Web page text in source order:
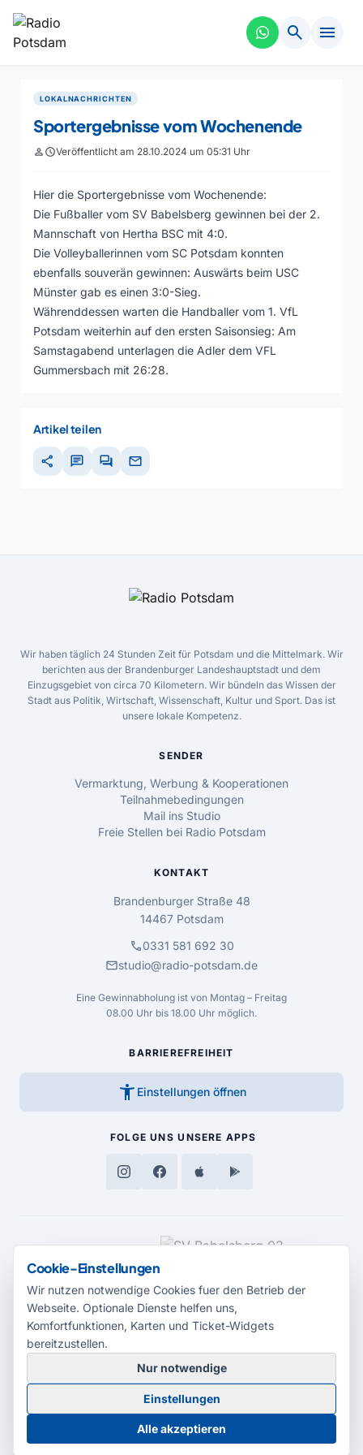
search menu
LOKALNACHRICHTEN
Sportergebnisse vom Wochenende
personscheduleVeröffentlicht am 28.10.2024 um 05:31 Uhr
Hier die Sportergebnisse vom Wochenende:
Die Fußballer vom SV Babelsberg gewinnen bei der 2.
Mannschaft von Hertha BSC mit 4:0.
Die Volleyballerinnen vom SC Potsdam konnten
ebenfalls souverän gewinnen: Auswärts beim USC
Münster gab es einen 3:0-Sieg.
Währenddessen warten die Handballer vom 1. VfL
Potsdam weiterhin auf den ersten Saisonsieg: Am
Samstagabend unterlagen die Adler dem VFL
Gummersbach mit 26:28.
Artikel teilen
share chat forum mail
Wir haben täglich 24 Stunden Zeit für Potsdam und die Mittelmark. Wir
berichten aus der Brandenburger Landeshauptstadt und dem
Einzugsgebiet von circa 70 Kilometern. Wir bündeln das Wissen der
Stadt aus Politik, Wirtschaft, Wissenschaft, Kultur und Sport. Das ist
unsere lokale Kompetenz.
SENDER
Vermarktung, Werbung & Kooperationen
Teilnahmebedingungen
Mail ins Studio
Freie Stellen bei Radio Potsdam
KONTAKT
Brandenburger Straße 48
14467 Potsdam
call0331 581 692 30
mailstudio@radio-potsdam.de
Eine Gewinnabholung ist von Montag – Freitag
08.00 Uhr bis 18.00 Uhr möglich.
BARRIEREFREIHEIT
accessibility_new Einstellungen öffnen
FOLGE UNS UNSERE APPS
MEDIENPARTNER
© 2026 Radio Potsdam. Webseite entwickelt durch dieMedienagentur
Babelsberg
BarrierefreiheitserklärungAGBDatenschutzImpressum
Cookie-Einstellungen
Cookie-Einstellungen
Wir nutzen notwendige Cookies fuer den Betrieb der
Webseite. Optionale Dienste helfen uns,
Komfortfunktionen, Karten und Ticket-Widgets
bereitzustellen.
Nur notwendige
Einstellungen
Alle akzeptieren